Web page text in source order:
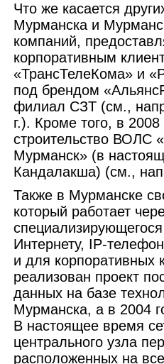
Что же касается
Мурманска и
компаний,
корпоративным
«ТрансТелеКома» и
под брендом
филиал СЗТ (см.,
г.). Кроме того, в
строительство ВОЛС
Мурманск» (в
Кандалакша) (см.,
Также в Мурманске
который работает
Интернету, IP-
и для корпоративных
реализован проект
данных на базе
Мурманска, а в 2004
В настоящее время
центрального узла
расположенных на